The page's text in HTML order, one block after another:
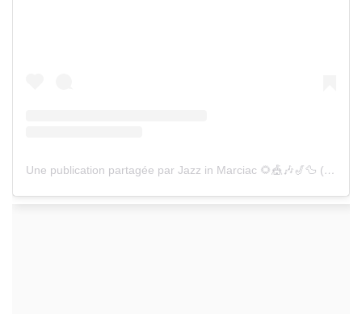
Une publication partagée par Jazz in Marciac 🌻🎪🎶🎷🦆 (@jazz_in_marciac)